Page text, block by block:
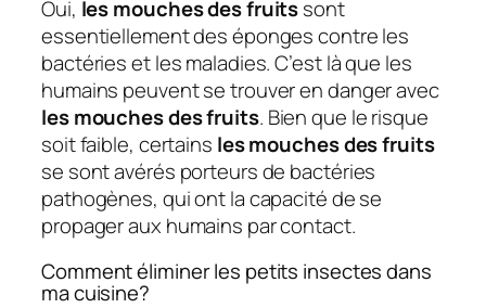
Oui, les mouches des fruitssont
essentiellement des éponges contre les
bactéries et les maladies. C’est là que les
humains peuvent se trouver en danger avec
les mouches des fruits. Bien que le risque
soit faible, certains les mouches des fruits
se sont avérés porteurs de bactéries
pathogènes, qui ont la capacité de se
propager aux humains par contact.
Comment éliminer les petits insectes dans
ma cuisine?